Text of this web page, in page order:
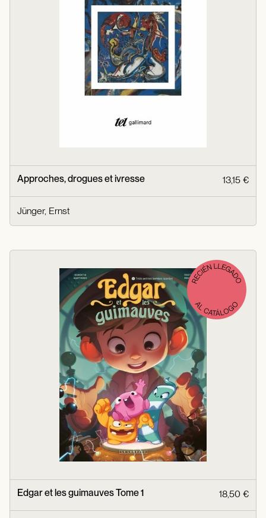
Approches, drogues et ivresse 13,15 €
Jünger, Ernst
Edgar et les guimauves Tome 1 18,50 €